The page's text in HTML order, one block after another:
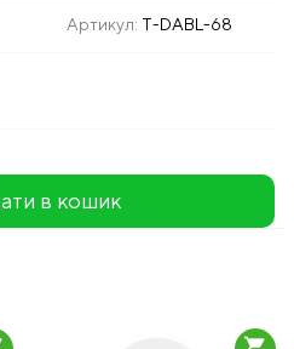
Артикул: T-DABL-68
в кошик